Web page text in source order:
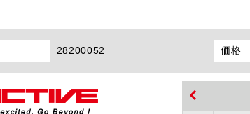
28200052 価格